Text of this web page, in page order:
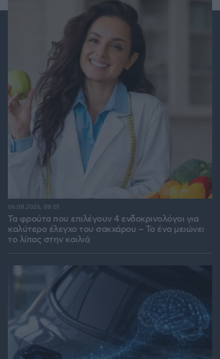
Τα φρούτα που επιλέγουν 4 ενδοκρινολόγοι για
καλύτερο έλεγχο του σακχάρου – Το ένα μειώνει
το λίπος στην κοιλιά
06.08.2026, 08:01